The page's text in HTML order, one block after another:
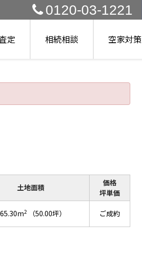
0120-03-1221
定 相続相談 空家対策
土地面積
価格
坪単価
2 （50.00坪） ご成約